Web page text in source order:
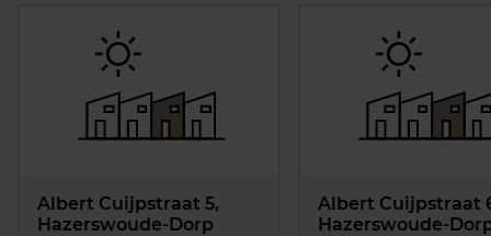
Albert Cuijpstraat 5,
Hazerswoude-Dorp
Albert Cuijpstraat
Hazerswoude-